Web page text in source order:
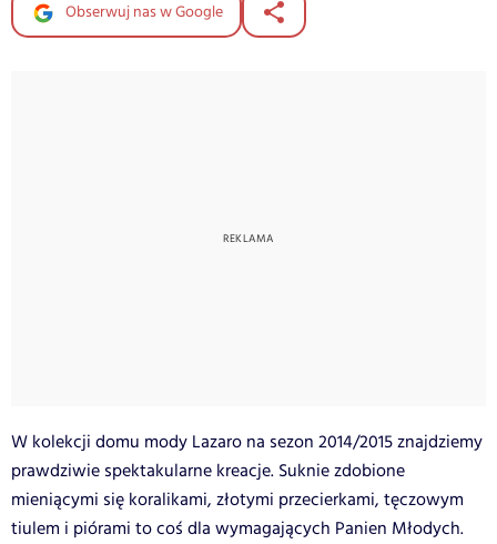
Obserwuj nas w Google
W kolekcji domu mody Lazaro na sezon 2014/2015 znajdziemy
prawdziwie spektakularne kreacje. Suknie zdobione
mieniącymi się koralikami, złotymi przecierkami, tęczowym
tiulem i piórami to coś dla wymagających Panien Młodych.